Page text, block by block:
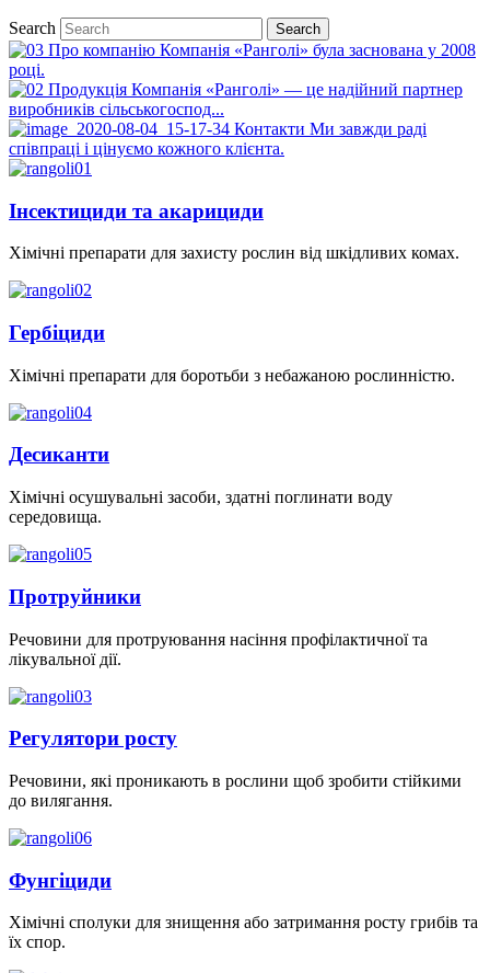
Search
Про компанію Компанія «Ранголі» була заснована у 2008
році.
Продукція Компанія «Ранголі» — це надійний партнер
виробників сільськогоспод...
Контакти Ми завжди раді
співпраці і цінуємо кожного клієнта.
Інсектициди та акарициди
Хімічні препарати для захисту рослин від шкідливих комах.
Гербіциди
Хімічні препарати для боротьби з небажаною рослинністю.
Десиканти
Хімічні осушувальні засоби, здатні поглинати воду
середовища.
Протруйники
Речовини для протруювання насіння профілактичної та
лікувальної дії.
Регулятори росту
Речовини, які проникають в рослини щоб зробити стійкими
до вилягання.
Фунгіциди
Хімічні сполуки для знищення або затримання росту грибів та
їх спор.